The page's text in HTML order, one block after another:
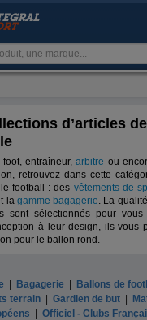
d’articles
foot, entraîneur,arbitre ou
retrouvez dans cette
football : des vêtements de
la gamme bagagerie. La
sont sélectionnés pour
à leur design, ils vous
pour le ballon rond.
Bagagerie Ballons de
terrain |Gardien de but
|Officiel - Clubs